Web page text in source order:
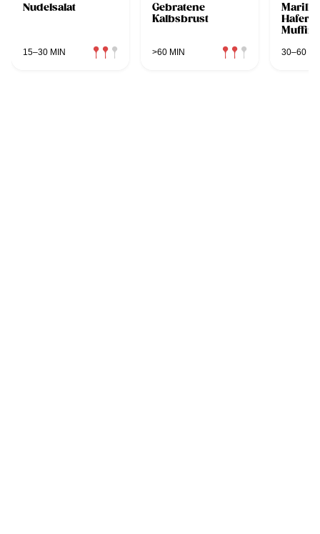
Nudelsalat
15–30 MIN
Gebratene
Kalbsbrust
>60 MIN
Muffins
30–60